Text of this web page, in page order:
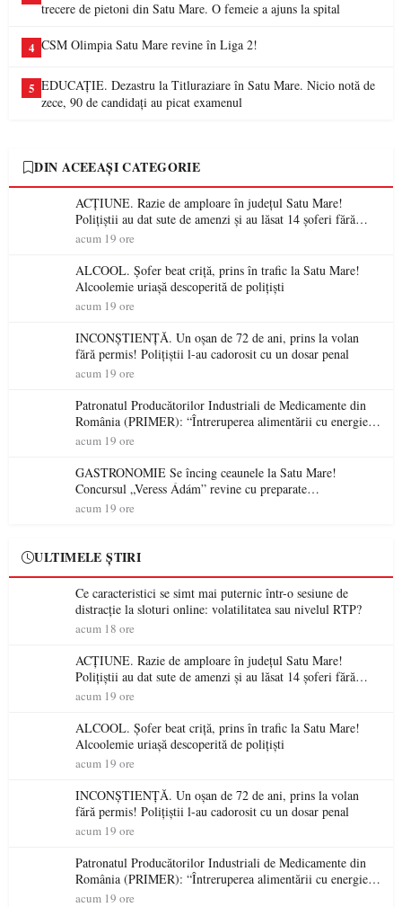
trecere de pietoni din Satu Mare. O femeie a ajuns la spital
4 CSM Olimpia Satu Mare revine în Liga 2!
5 EDUCAȚIE. Dezastru la Titluraziare în Satu Mare. Nicio notă de
zece, 90 de candidați au picat examenul
DIN ACEEAȘI CATEGORIE
ACȚIUNE. Razie de amploare în județul Satu Mare!
Polițiștii au dat sute de amenzi și au lăsat 14 șoferi fără
permis într-o singură zi
acum 19 ore
ALCOOL. Șofer beat criță, prins în trafic la Satu Mare!
Alcoolemie uriașă descoperită de polițiști
acum 19 ore
INCONȘTIENȚĂ. Un oșan de 72 de ani, prins la volan
fără permis! Polițiștii l-au cadorosit cu un dosar penal
acum 19 ore
Patronatul Producătorilor Industriali de Medicamente din
România (PRIMER): “Întreruperea alimentării cu energie
electrică a fabricilor de medicamente va pune în pericol
acum 19 ore
GASTRONOMIE Se încing ceaunele la Satu Mare!
Concursul „Veress Ádám” revine cu preparate
spectaculoase, premii și un jurat de renume
acum 19 ore
ULTIMELE ȘTIRI
Ce caracteristici se simt mai puternic într-o sesiune de
distracție la sloturi online: volatilitatea sau nivelul RTP?
acum 18 ore
ACȚIUNE. Razie de amploare în județul Satu Mare!
Polițiștii au dat sute de amenzi și au lăsat 14 șoferi fără
permis într-o singură zi
acum 19 ore
ALCOOL. Șofer beat criță, prins în trafic la Satu Mare!
Alcoolemie uriașă descoperită de polițiști
acum 19 ore
INCONȘTIENȚĂ. Un oșan de 72 de ani, prins la volan
fără permis! Polițiștii l-au cadorosit cu un dosar penal
acum 19 ore
Patronatul Producătorilor Industriali de Medicamente din
România (PRIMER): “Întreruperea alimentării cu energie
electrică a fabricilor de medicamente va pune în pericol
acum 19 ore